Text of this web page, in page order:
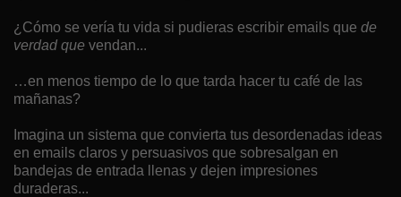
¿Cómo se vería tu vida si pudieras escribir emails que de
verdad que vendan...
…en menos tiempo de lo que tarda hacer tu café de las
mañanas?
Imagina un sistema que convierta tus desordenadas ideas
en emails claros y persuasivos que sobresalgan en
bandejas de entrada llenas y dejen impresiones
duraderas...